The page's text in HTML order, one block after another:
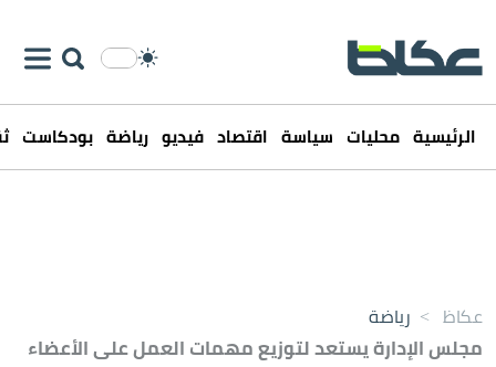
الرئيسية محليات سياسة اقتصاد فيديو رياضة بودكاست
عكاظ > رياضة
مجلس الإدارة يستعد لتوزيع مهمات العمل على الأعضاء